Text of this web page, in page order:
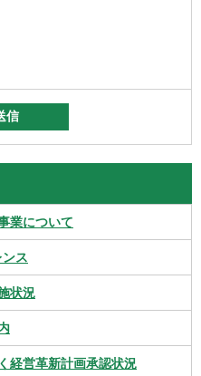
業について
ス
状況
経営革新計画承認状況